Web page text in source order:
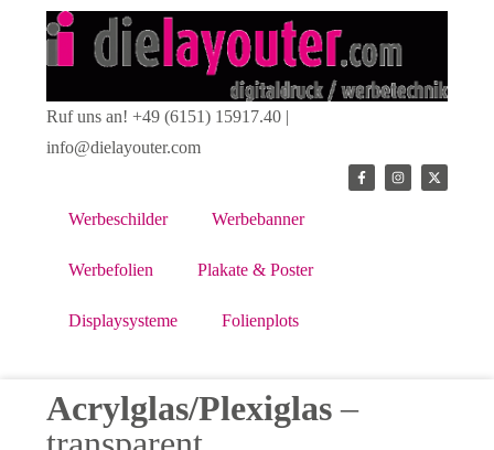
Ruf uns an! +49 (6151) 15917.40 |
info@dielayouter.com
Werbeschilder Werbebanner
Werbefolien Plakate & Poster
Displaysysteme Folienplots
Acrylglas/Plexiglas–